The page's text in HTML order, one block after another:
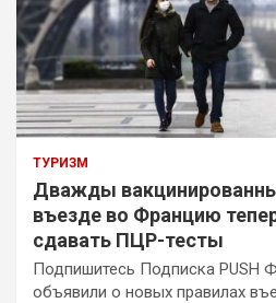
ТУРИЗМ
Дважды
въезде во Францию
сдавать ПЦР-тесты
Подпишитесь Подписка PUSH
объявили о новых правилах